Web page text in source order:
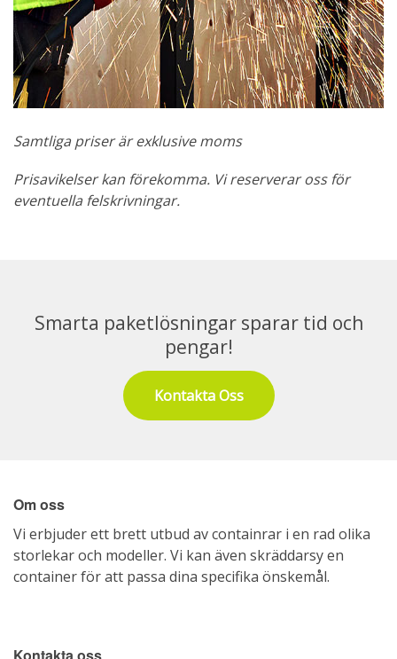
Samtliga priser är exklusive moms
Prisavikelser kan förekomma. Vi reserverar oss för
eventuella felskrivningar.
Smarta paketlösningar sparar tid och
pengar!
Kontakta Oss
Om oss
Vi erbjuder ett brett utbud av containrar i en rad olika
storlekar och modeller. Vi kan även skräddarsy en
container för att passa dina specifika önskemål.